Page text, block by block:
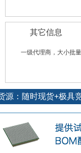
其它信息
一级代理商，大小批
源：随时现货+极具